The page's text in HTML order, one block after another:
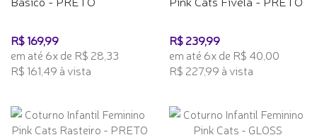
R$ 169,99
em até 6x de R$ 28,33
R$ 161,49 à vista
R$ 239,99
em até 6x de R$ 40,00
R$ 227,99 à vista